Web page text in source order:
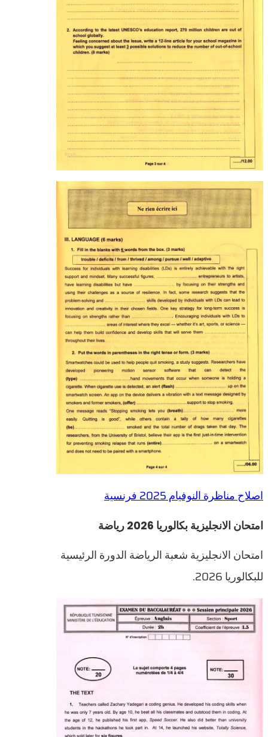
اصلاح مناظرة النوفيام 2025 فرنسية
امتحان الانجليزية بكالوريا 2026 رياضة
امتحان الانجليزية شعبة الرياضة الدورة الرئيسية
للبكالوريا 2026.